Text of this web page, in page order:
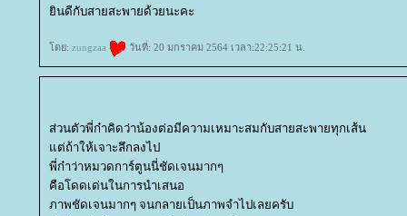
ินดีกับสายสะพายด้วยนะคะ
ดย: zungzaa วันที่: 20 มกราคม 2564 เวลา:22:25:21 น.
ส่วนตัวพี่ก๋าคิดว่าน้องต่อมีความเหมาะสมกับสายสะพายทุกเส้น
ต่ถ้าให้เจาะลึกลงไป
พี่ก๋าว่าหมวดการ์ตูนนี่ชัดเจนมากๆ
คือโดดเด่นในการนำเสนอ
ภาพชัดเจนมากๆ จนกลายเป็นภาพจำไปเลยครับ